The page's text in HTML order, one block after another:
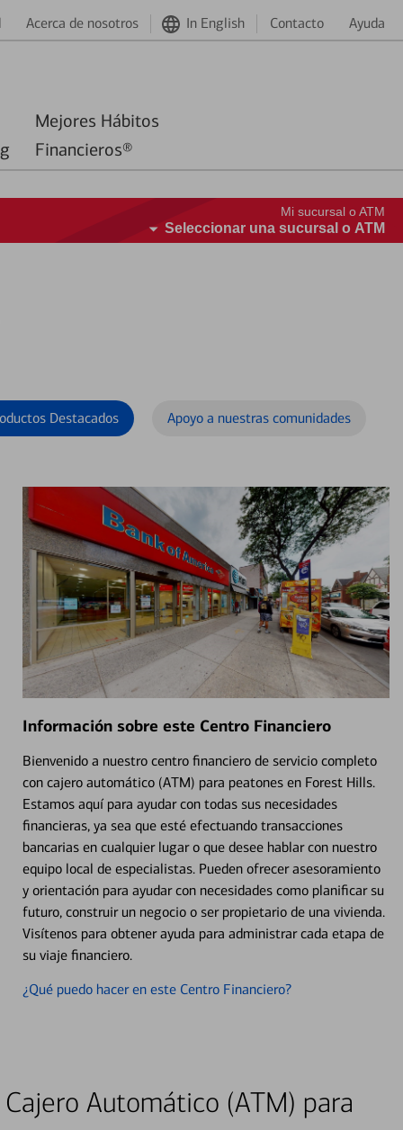
Acerca de nosotros In English Contacto Ayuda
Mejores Hábitos
Financieros®
Mi sucursal o ATM
Seleccionar una sucursal o ATM
Destacados Apoyo a nuestras comunidades
Información sobre este Centro Financiero
Bienvenido a nuestro centro financiero de servicio completo
con cajero automático (ATM) para peatones en Forest Hills.
Estamos aquí para ayudar con todas sus necesidades
financieras, ya sea que esté efectuando transacciones
bancarias en cualquier lugar o que desee hablar con nuestro
equipo local de especialistas. Pueden ofrecer asesoramiento
y orientación para ayudar con necesidades como planificar su
futuro, construir un negocio o ser propietario de una vivienda.
Visítenos para obtener ayuda para administrar cada etapa de
su viaje financiero.
¿Qué puedo hacer en este Centro Financiero?
Automático (ATM) para